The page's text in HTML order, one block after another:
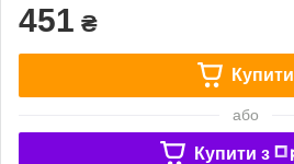
451 ₴
Купити
або
Купити з